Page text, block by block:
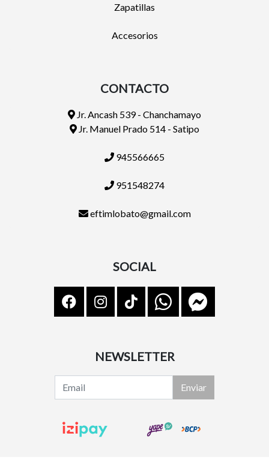
Zapatillas
Accesorios
CONTACTO
Jr. Ancash 539 - Chanchamayo
Jr. Manuel Prado 514 - Satipo
945566665
951548274
eftimlobato@gmail.com
SOCIAL
NEWSLETTER
Enviar